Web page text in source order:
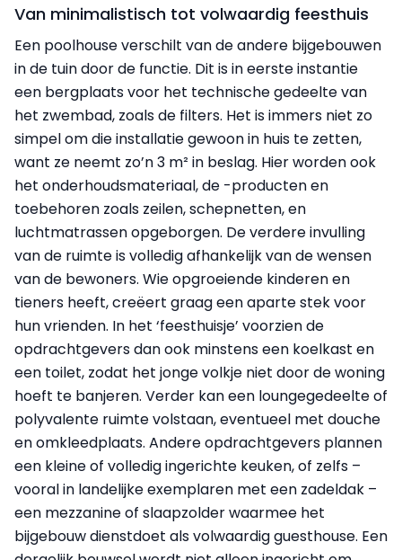
Van minimalistisch tot volwaardig feesthuis
Een poolhouse verschilt van de andere bijgebouwen
in de tuin door de functie. Dit is in eerste instantie
een bergplaats voor het technische gedeelte van
het zwembad, zoals de filters. Het is immers niet zo
simpel om die installatie gewoon in huis te zetten,
want ze neemt zo’n 3 m² in beslag. Hier worden ook
het onderhoudsmateriaal, de -producten en
toebehoren zoals zeilen, schepnetten, en
luchtmatrassen opgeborgen. De verdere invulling
van de ruimte is volledig afhankelijk van de wensen
van de bewoners. Wie opgroeiende kinderen en
tieners heeft, creëert graag een aparte stek voor
hun vrienden. In het ‘feesthuisje’ voorzien de
opdrachtgevers dan ook minstens een koelkast en
een toilet, zodat het jonge volkje niet door de woning
hoeft te banjeren. Verder kan een loungegedeelte of
polyvalente ruimte volstaan, eventueel met douche
en omkleedplaats. Andere opdrachtgevers plannen
een kleine of volledig ingerichte keuken, of zelfs –
vooral in landelijke exemplaren met een zadeldak –
een mezzanine of slaapzolder waarmee het
bijgebouw dienstdoet als volwaardig guesthouse. Een